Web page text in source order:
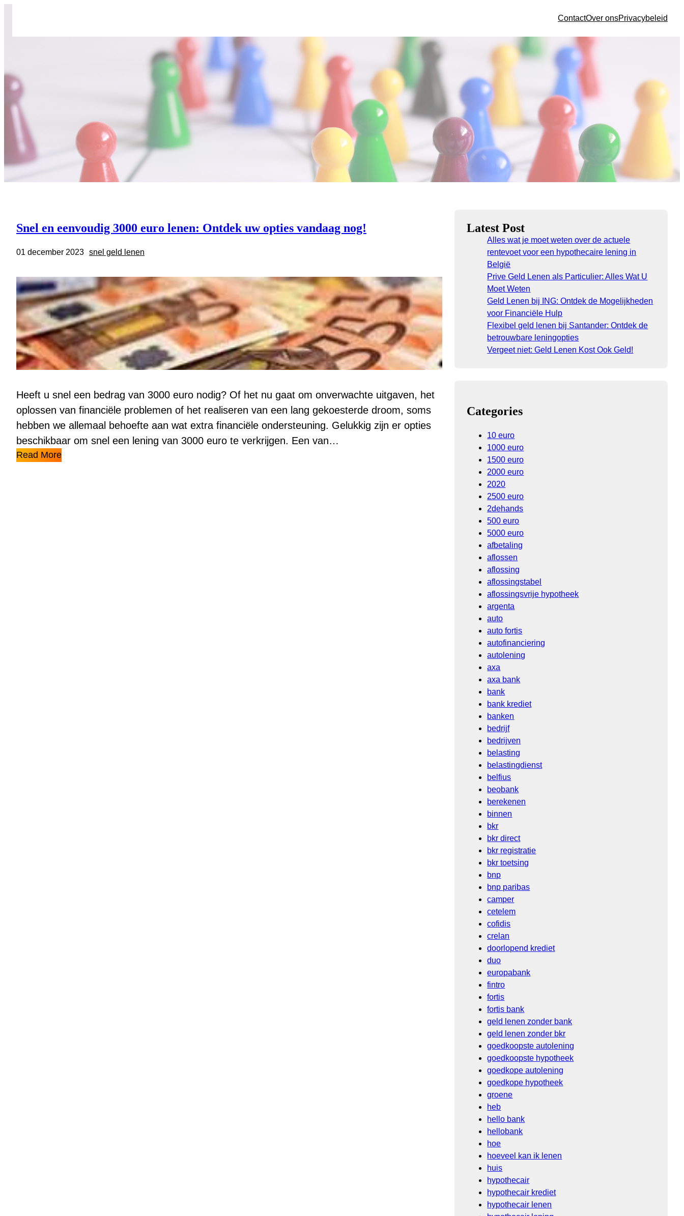
ContactOver onsPrivacybeleid
Snel en eenvoudig 3000 euro lenen: Ontdek uw opties vandaag nog!
01 december 2023 snel geld lenen
Heeft u snel een bedrag van 3000 euro nodig? Of het nu gaat om onverwachte uitgaven, het
oplossen van financiële problemen of het realiseren van een lang gekoesterde droom, soms
hebben we allemaal behoefte aan wat extra financiële ondersteuning. Gelukkig zijn er opties
beschikbaar om snel een lening van 3000 euro te verkrijgen. Een van…
Read More
Latest Post
Alles wat je moet weten over de actuele
rentevoet voor een hypothecaire lening in
België
Prive Geld Lenen als Particulier: Alles Wat U
Moet Weten
Geld Lenen bij ING: Ontdek de Mogelijkheden
voor Financiële Hulp
Flexibel geld lenen bij Santander: Ontdek de
betrouwbare leningopties
Vergeet niet: Geld Lenen Kost Ook Geld!
Categories
10 euro
1000 euro
1500 euro
2000 euro
2020
2500 euro
2dehands
500 euro
5000 euro
afbetaling
aflossen
aflossing
aflossingstabel
aflossingsvrije hypotheek
argenta
auto
auto fortis
autofinanciering
autolening
axa
axa bank
bank
bank krediet
banken
bedrijf
bedrijven
belasting
belastingdienst
belfius
beobank
berekenen
binnen
bkr
bkr direct
bkr registratie
bkr toetsing
bnp
bnp paribas
camper
cetelem
cofidis
crelan
doorlopend krediet
duo
europabank
fintro
fortis
fortis bank
geld lenen zonder bank
geld lenen zonder bkr
goedkoopste autolening
goedkoopste hypotheek
goedkope autolening
goedkope hypotheek
groene
heb
hello bank
hellobank
hoe
hoeveel kan ik lenen
huis
hypothecair
hypothecair krediet
hypothecair lenen